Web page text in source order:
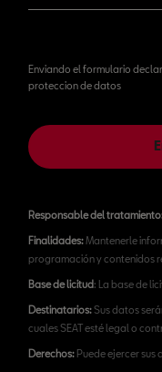
Enviando el formulario
proteccion de datos
Responsable del
Finalidades:Mantenerle
programación y contenidos
Base de licitud: La base de
Destinatarios:Sus datos
cuales SEAT esté legal o
Derechos: Puede ejercer sus